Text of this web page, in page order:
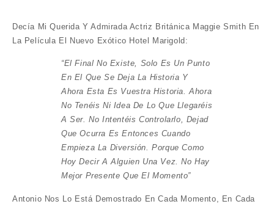
Decía Mi Querida Y Admirada Actriz Británica Maggie Smith En
La Película El Nuevo Exótico Hotel Marigold:
“El Final No Existe, Solo Es Un Punto
En El Que Se Deja La Historia Y
Ahora Esta Es Vuestra Historia. Ahora
No Tenéis Ni Idea De Lo Que Llegaréis
A Ser. No Intentéis Controlarlo, Dejad
Que Ocurra Es Entonces Cuando
Empieza La Diversión. Porque Como
Hoy Decir A Alguien Una Vez. No Hay
Mejor Presente Que El Momento”
Antonio Nos Lo Está Demostrado En Cada Momento, En Cada